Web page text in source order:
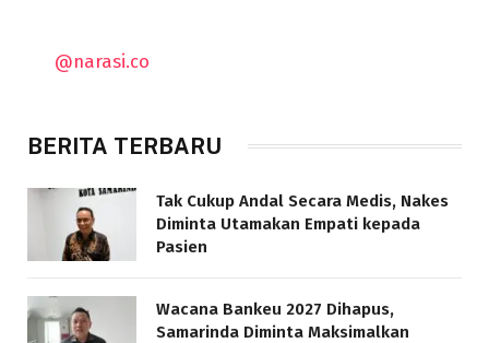
@narasi.co
BERITA TERBARU
Tak Cukup Andal Secara Medis, Nakes
Diminta Utamakan Empati kepada
Pasien
Wacana Bankeu 2027 Dihapus,
Samarinda Diminta Maksimalkan